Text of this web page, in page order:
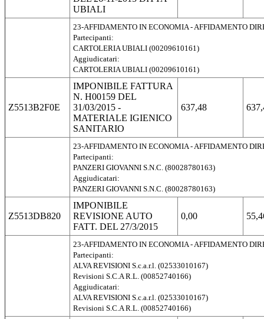
UBIALI
23-AFFIDAMENTO IN ECONOMIA - AFFIDAMENTO
Partecipanti:
CARTOLERIA UBIALI (00209610161)
Aggiudicatari:
CARTOLERIA UBIALI (00209610161)
Z5513B2F0E
IMPONIBILE FATTURA
N. H00159 DEL
31/03/2015 -
MATERIALE IGIENICO
SANITARIO
637,48
23-AFFIDAMENTO IN ECONOMIA - AFFIDAMENTO
Partecipanti:
PANZERI GIOVANNI S.N.C. (80028780163)
Aggiudicatari:
PANZERI GIOVANNI S.N.C. (80028780163)
Z5513DB820
IMPONIBILE
REVISIONE AUTO
FATT. DEL 27/3/2015
0,00
23-AFFIDAMENTO IN ECONOMIA - AFFIDAMENTO
Partecipanti:
ALVA REVISIONI S.c.a.r.l. (02533010167)
Revisioni S.C.A R.L. (00852740166)
Aggiudicatari:
ALVA REVISIONI S.c.a.r.l. (02533010167)
Revisioni S.C.A R.L. (00852740166)